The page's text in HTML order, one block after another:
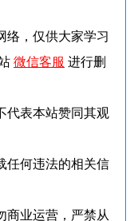
络，仅供大家学习
微信客服 进行删
代表本站赞同其观
任何违法的相关信
商业运营，严禁从